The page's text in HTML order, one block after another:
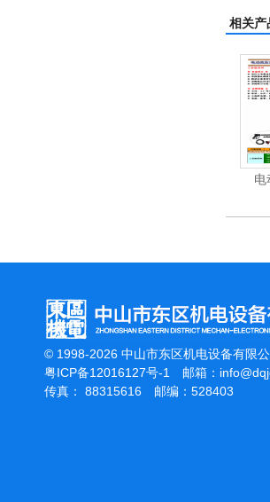
相关产
电动高压清洗
© 1998-2026 中山市东区机电设备有限公
粤ICP备12016127号-1
邮箱：
传真： 88315616 邮编：528403